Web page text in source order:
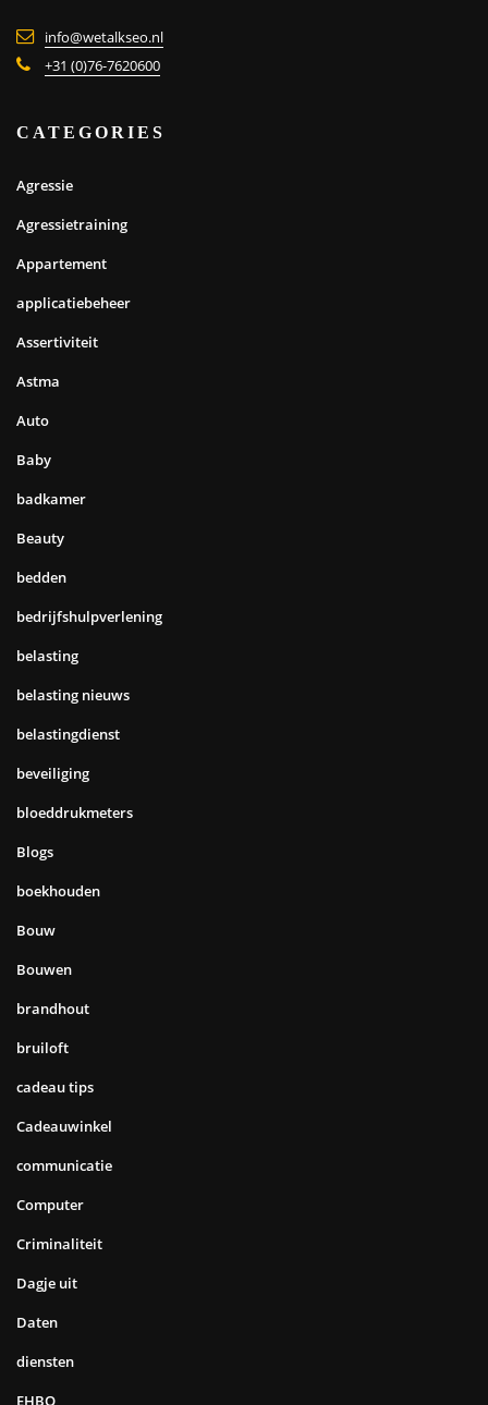
info@wetalkseo.nl
+31 (0)76-7620600
CATEGORIES
Agressie
Agressietraining
Appartement
applicatiebeheer
Assertiviteit
Astma
Auto
Baby
badkamer
Beauty
bedden
bedrijfshulpverlening
belasting
belasting nieuws
belastingdienst
beveiliging
bloeddrukmeters
Blogs
boekhouden
Bouw
Bouwen
brandhout
bruiloft
cadeau tips
Cadeauwinkel
communicatie
Computer
Criminaliteit
Dagje uit
Daten
diensten
EHBO